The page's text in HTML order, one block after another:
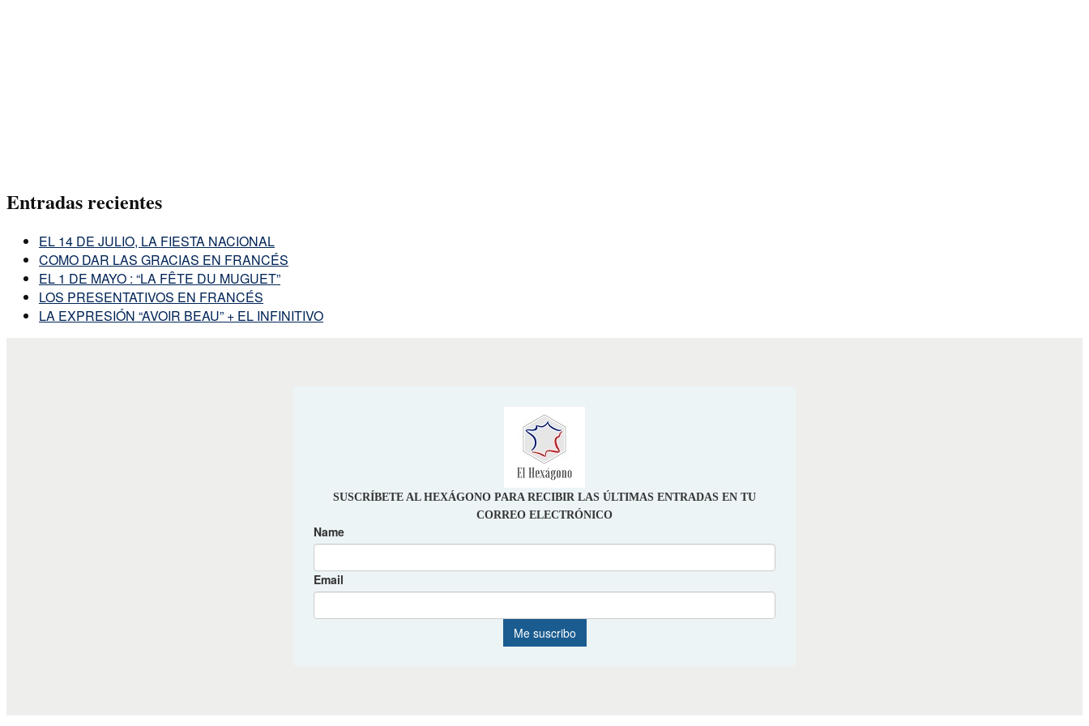
Entradas recientes
EL 14 DE JULIO, LA FIESTA NACIONAL
COMO DAR LAS GRACIAS EN FRANCÉS
EL 1 DE MAYO : “LA FÊTE DU MUGUET”
LOS PRESENTATIVOS EN FRANCÉS
LA EXPRESIÓN “AVOIR BEAU” + EL INFINITIVO